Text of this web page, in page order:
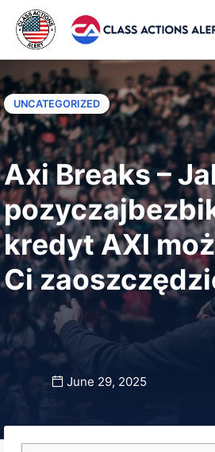
UNCATEGORIZED
Axi Breaks –
kredyt AXI
Ci
June 29, 2025